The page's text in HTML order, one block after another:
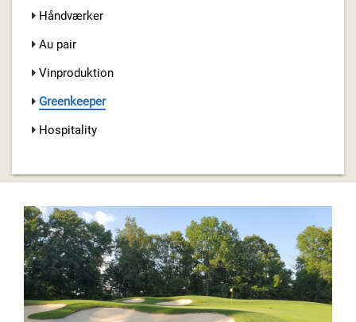
Håndværker
Au pair
Vinproduktion
Greenkeeper
Hospitality